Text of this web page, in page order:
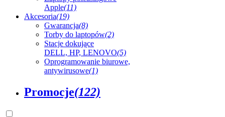
Apple(11)
Akcesoria(19)
Gwarancja(8)
Torby do laptopów(2)
Stacje dokujące
DELL, HP, LENOVO(5)
Oprogramowanie biurowe,
antywirusowe(1)
Promocje(122)